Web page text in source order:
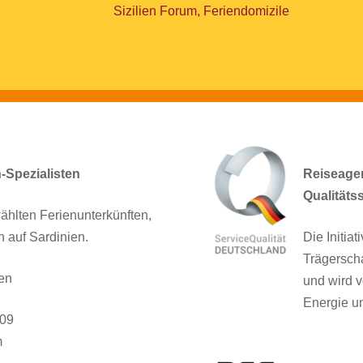
Sizilien Forum, Feriendomizile
Spezialisten
Ferienunterkünften,
auf Sardinien.
Die
und wird
Energie